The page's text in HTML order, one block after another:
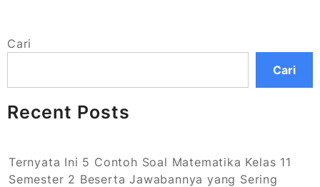
Cari
Cari
Recent Posts
Ternyata Ini 5 Contoh Soal Matematika Kelas 11
Semester 2 Beserta Jawabannya yang Sering